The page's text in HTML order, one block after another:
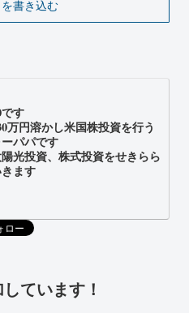
を書き込む
す
万円溶かし米国株投資を行う
パパです
光投資、株式投資をせきらら
ます
ています！